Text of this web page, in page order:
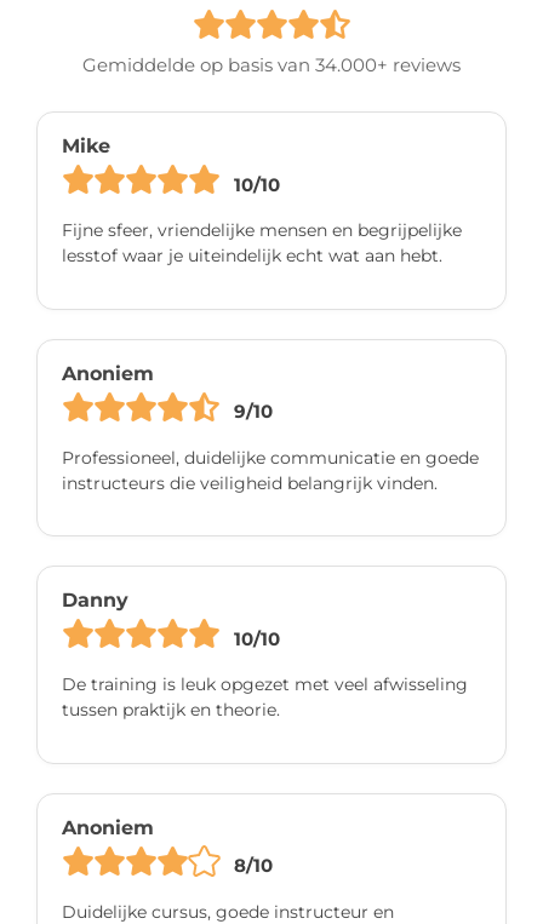
Gemiddelde op basis van 34.000+ reviews
Mike
10/10
Fijne sfeer, vriendelijke mensen en begrijpelijke
lesstof waar je uiteindelijk echt wat aan hebt.
Anoniem
9/10
Professioneel, duidelijke communicatie en goede
instructeurs die veiligheid belangrijk vinden.
Danny
10/10
De training is leuk opgezet met veel afwisseling
tussen praktijk en theorie.
Anoniem
8/10
Duidelijke cursus, goede instructeur en